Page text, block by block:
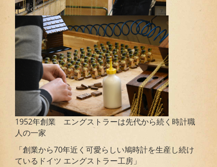
1952年創業 エングストラーは先代から続く時計職
人の一家
「創業から70年近く可愛らしい鳩時計を生産し続け
ているドイツ エングストラー工房」